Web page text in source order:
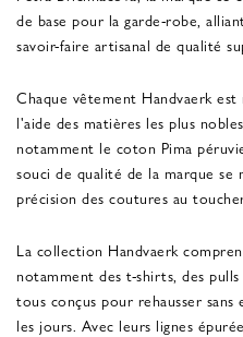
de base pour la garde-robe,
savoir-faire artisanal de qualité
Chaque vêtement Handvaerk
l'aide des matières les plus
notamment le coton Pima
souci de qualité de la marque se
précision des coutures au
La collection Handvaerk
notamment des t-shirts, des
tous conçus pour rehausser
les jours. Avec leurs lignes